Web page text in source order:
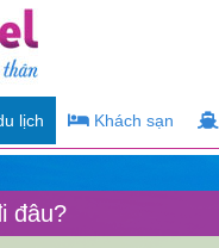
lịch Khách sạn
đâu?